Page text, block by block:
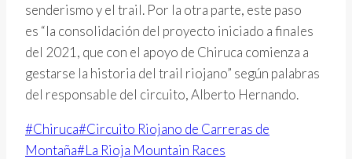
senderismo y el trail. Por la otra parte, este paso
es “la consolidación del proyecto iniciado a finales
del 2021, que con el apoyo de Chiruca comienza a
gestarse la historia del trail riojano” según palabras
del responsable del circuito, Alberto Hernando.
Etiquetas
de
#Chiruca#Circuito Riojano de Carreras de
Montaña#La Rioja Mountain Races